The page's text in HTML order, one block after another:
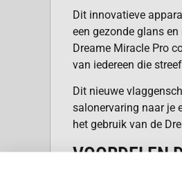
Dit innovatieve
een gezonde glans
Dreame Miracle Pro
van iedereen die
Dit nieuwe
salonervaring naar je
het gebruik van de
VOORDELEN